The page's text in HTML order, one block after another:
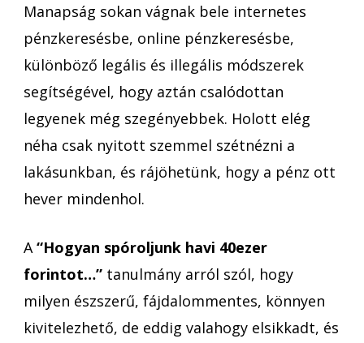
Manapság sokan vágnak bele internetes
pénzkeresésbe, online pénzkeresésbe,
különböző legális és illegális módszerek
segítségével, hogy aztán csalódottan
legyenek még szegényebbek. Holott elég
néha csak nyitott szemmel szétnézni a
lakásunkban, és rájöhetünk, hogy a pénz ott
hever mindenhol.
A “Hogyan spóroljunk havi 40ezer
forintot…” tanulmány arról szól, hogy
milyen észszerű, fájdalommentes, könnyen
kivitelezhető, de eddig valahogy elsikkadt, és